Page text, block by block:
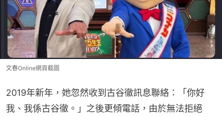
文春Online網頁截圖
2019年新年，她忽然收到古谷徹訊息聯絡：「你好
我、我係古谷徹。」之後更傾電話，由於無法拒絕